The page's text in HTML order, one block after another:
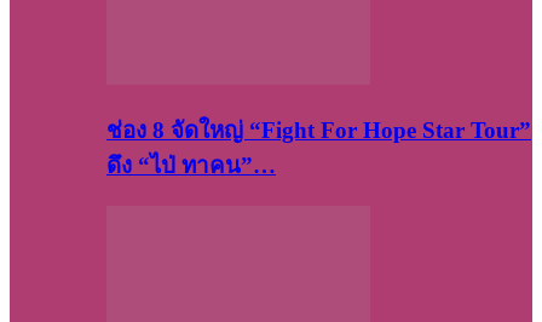
ช่อง 8 จัดใหญ่ “Fight For Hope Star Tour”
ดึง “ไป่ ทาคน”…